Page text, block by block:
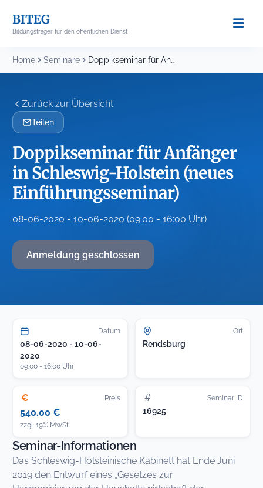
content
BITEG
Bildungsträger für den öffentlichen Dienst
Home Seminare Doppikseminar für Anfänger in Schleswig-Holstein (neues Einführungsseminar)
Zurück zur Übersicht
Teilen
Doppikseminar für Anfänger
in Schleswig-Holstein (neues
Einführungsseminar)
08-06-2020 - 10-06-2020 (09:00 - 16:00 Uhr)
Anmeldung geschlossen
Datum
08-06-2020 - 10-06-
2020
09:00 - 16:00 Uhr
Ort
Rendsburg
€ Preis
540.00 €
zzgl. 19% MwSt.
# Seminar ID
16925
Seminar-Informationen
Das Schleswig-Holsteinische Kabinett hat Ende Juni
2019 den Entwurf eines „Gesetzes zur